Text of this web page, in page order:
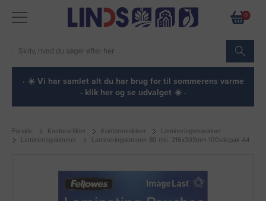
0
· ☀️ Vi har samlet alt du har brug for til sommerens varme
- klik her og se udvalget ☀️ ·
Forside Kontorartikler Kontormaskiner
Lamineringsmaskiner
Lamineringslommer
Lamineringslommer 80 mic. 216x303mm 100stk/pak A4